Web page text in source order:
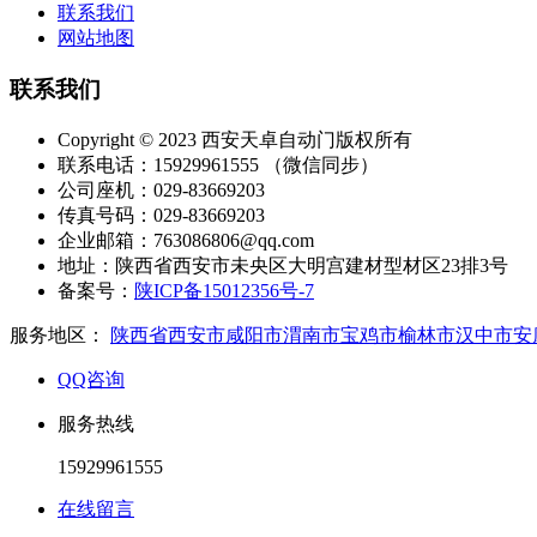
联系我们
网站地图
联系我们
Copyright © 2023 西安天卓自动门版权所有
联系电话：15929961555 （微信同步）
公司座机：029-83669203
传真号码：029-83669203
企业邮箱：763086806@qq.com
地址：陕西省西安市未央区大明宫建材型材区23排3号
备案号： 陕ICP备15012356号-7
服务地区： 陕西省西安市咸阳市渭南市宝鸡市榆林市汉中市
QQ咨询
服务热线
15929961555
在线留言